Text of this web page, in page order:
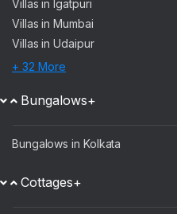
Villas in Igatpuri
Villas in Mumbai
Villas in Udaipur
+ 32 More
Bungalows+
Bungalows in Kolkata
Cottages+